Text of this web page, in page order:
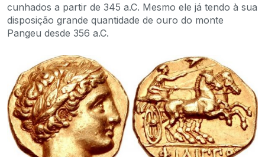
cunhados a partir de 345 a.C. Mesmo ele já tendo à sua
disposição grande quantidade de ouro do monte
Pangeu desde 356 a.C.